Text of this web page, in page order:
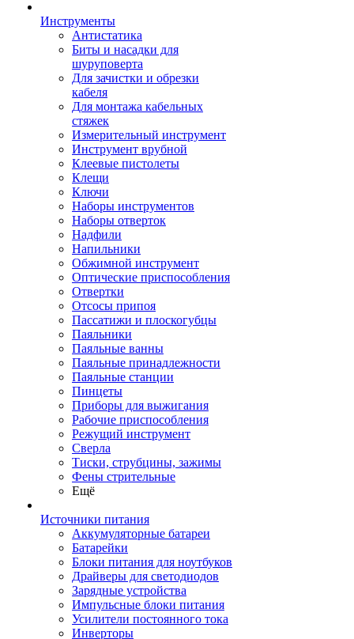
Инструменты
Антистатика
Биты и насадки для
шуруповерта
Для зачистки и обрезки
кабеля
Для монтажа кабельных
стяжек
Измерительный инструмент
Инструмент врубной
Клеевые пистолеты
Клещи
Ключи
Наборы инструментов
Наборы отверток
Надфили
Напильники
Обжимной инструмент
Оптические приспособления
Отвертки
Отсосы припоя
Пассатижи и плоскогубцы
Паяльники
Паяльные ванны
Паяльные принадлежности
Паяльные станции
Пинцеты
Приборы для выжигания
Рабочие приспособления
Режущий инструмент
Сверла
Тиски, струбцины, зажимы
Фены стрительные
Ещё
Источники питания
Аккумуляторные батареи
Батарейки
Блоки питания для ноутбуков
Драйверы для светодиодов
Зарядные устройства
Импульсные блоки питания
Усилители постоянного тока
Инверторы